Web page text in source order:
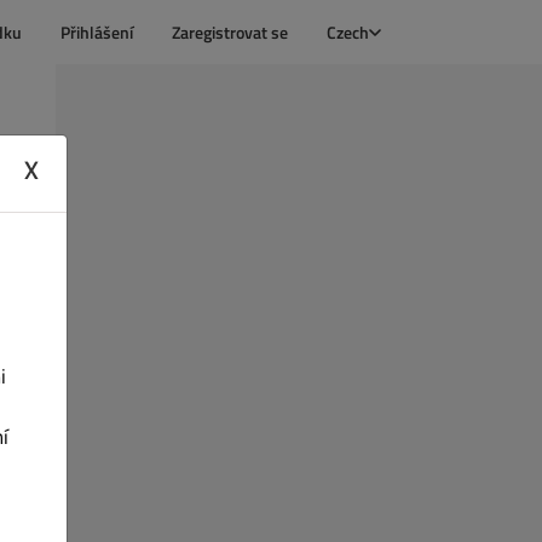
Přihlášení Zaregistrovat se Czech
X